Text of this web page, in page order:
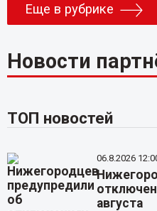
Еще в рубрике
Новости
ТОП новостей
06.8.2026
августа